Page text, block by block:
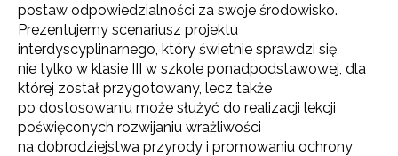
postaw odpowiedzialności za swoje środowisko.
Prezentujemy scenariusz projektu
interdyscyplinarnego, który świetnie sprawdzi się
nie tylko w klasie III w szkole ponadpodstawowej, dla
której został przygotowany, lecz także
po dostosowaniu może służyć do realizacji lekcji
poświęconych rozwijaniu wrażliwości
na dobrodziejstwa przyrody i promowaniu ochrony